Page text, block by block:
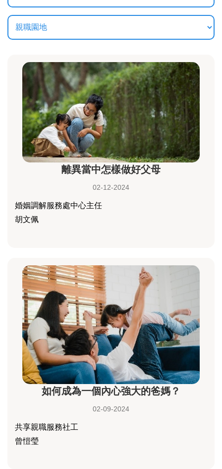
離異當中怎樣做好父母
02-12-2024
婚姻調解服務處中心主任
胡文佩
如何成為一個內心強大的爸媽？
02-09-2024
共享親職服務社工
曾愷瑩